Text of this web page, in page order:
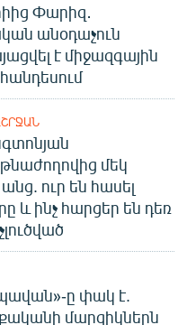
Փարիզ․
անօդաչուն
է միջազգային
մեկ
ուր են հասել
և ինչ հարցեր են դեռ
ը փակ է.
մարզիկներն